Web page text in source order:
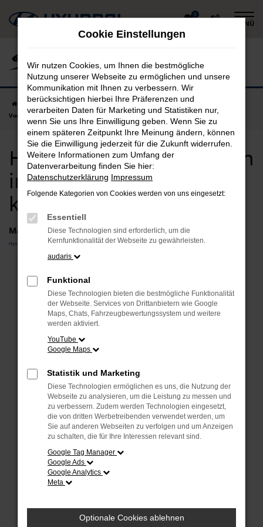
Zum
Hauptinhalt
0
MENÜ
Startseite Moosburg Hyundai Hyundai i10
Hyundai i10
Vorführwagen in Moosburg günstig kaufen
Hyundai i10 Vorführwagen
in Moosburg günstig
kaufen
Marken
Hyundai
Fehler: Network Error
Beim Laden ist ein Fehler aufgetreten.
Hier sind ein paar Tipps, die dir helfen können:
Überprüfe deine Firewall und deine
Internetverbindung.
Laden andere Webseiten, zum Beispiel deine
Prüfe deine Browsererweiterungen.
Manche Erweiterungen, wie Werbeblocker, können
das Laden bestimmter Seiten verhindern.
Funktioniert die Seite in einem anderen Browser
oder in einem privaten Fenster?
Starte dein Gerät neu.
Das kann manchmal helfen, vorübergehende
Probleme zu beheben.
Veraltete Software birgt nicht nur ein
Cookie Einstellungen
Wir nutzen Cookies, um Ihnen die bestmögliche
Nutzung unserer Webseite zu ermöglichen und unsere
Kommunikation mit Ihnen zu verbessern. Wir
berücksichtigen hierbei Ihre Präferenzen und
verarbeiten Daten für Marketing und Statistiken nur,
wenn Sie uns Ihre Einwilligung geben. Wenn Sie zu
einem späteren Zeitpunkt Ihre Meinung ändern, können
Sie die Einwilligung jederzeit für die Zukunft widerrufen.
Weitere Informationen zum Umfang der
Datenverarbeitung finden Sie hier:
Datenschutzerklärung Impressum
Folgende Kategorien von Cookies werden von uns eingesetzt:
Essentiell
Diese Technologien sind erforderlich, um die
Kernfunktionalität der Webseite zu gewährleisten.
audaris
Funktional
Diese Technologien bieten die bestmögliche Funktionalität
der Webseite. Services von Drittanbietern wie Google
Maps, Chats, Fahrzeugbewertungssystem und weitere
werden aktiviert.
YouTube
Google Maps
Statistik und Marketing
Diese Technologien ermöglichen es uns, die Nutzung der
Webseite zu analysieren, um die Leistung zu messen und
zu verbessern. Zudem werden Technologien eingesetzt,
die von dritten Werbetreibenden verwendet werden, um
Sie auf anderen Webseiten zu verfolgen und um Anzeigen
zu schalten, die für Ihre Interessen relevant sind.
Google Tag Manager
Google Ads
Google Analytics
Meta
Optionale Cookies ablehnen